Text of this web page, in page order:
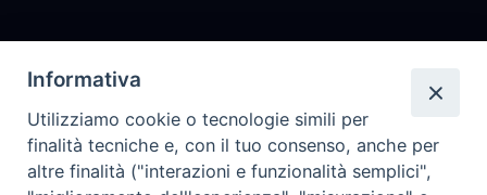
dalle 9.00 alle 12.30
tel. +39 0481 597628
archivio@arcidiocesi.gorizia.it
Informativa
Utilizziamo cookie o tecnologie simili per
finalità tecniche e, con il tuo consenso, anche per
altre finalità ("interazioni e funzionalità semplici",